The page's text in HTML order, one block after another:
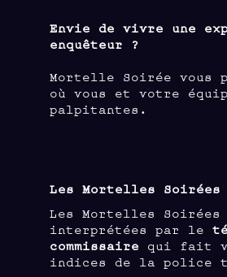
Envie de vivre une
enquêteur ?
Mortelle Soirée vous
où vous et votre
palpitantes.
Les Mortelles Soirées
Les Mortelles
interprétées par le
commissaire qui fait
indices de la police